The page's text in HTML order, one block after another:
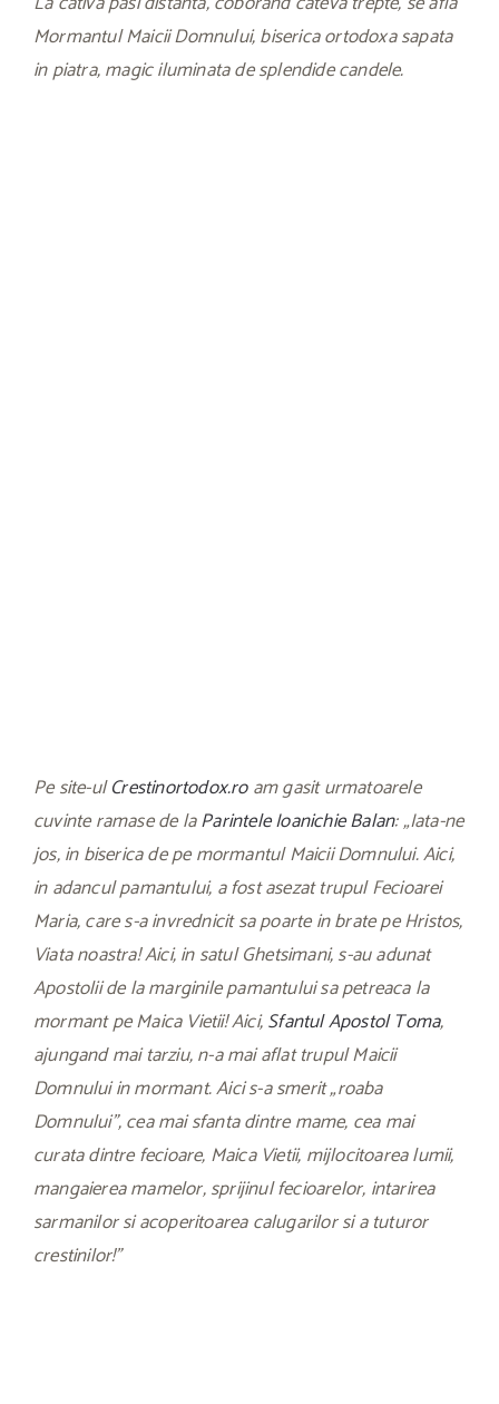
Mormantul Maicii Domnului, biserica ortodoxa sapata
in piatra, magic iluminata de splendide candele.
Pe site-ulCrestinortodox.roam gasit urmatoarele
cuvinte ramase de laParintele Ioanichie Balan: „Iata-ne
jos, in biserica de pe mormantul Maicii Domnului. Aici,
in adancul pamantului, a fost asezat trupul Fecioarei
Maria, care s-a invrednicit sa poarte in brate pe Hristos,
Viata noastra! Aici, in satul Ghetsi­mani, s-au adunat
Apostolii de la marginile pamantului sa petreaca la
mormant pe Maica Vietii! Aici,Sfantul Apostol Toma,
ajungand mai tarziu, n-a mai aflat trupul Maicii
Domnului in mormant. Aici s-a smerit „roaba
Domnului”, cea mai sfanta dintre mame, cea mai
curata dintre fecioare, Maica Vietii, mijlocitoarea lumii,
mangaierea mamelor, sprijinul fecioarelor, intarirea
sarma­nilor si acoperitoarea calugarilor si a tuturor
crestinilor!”